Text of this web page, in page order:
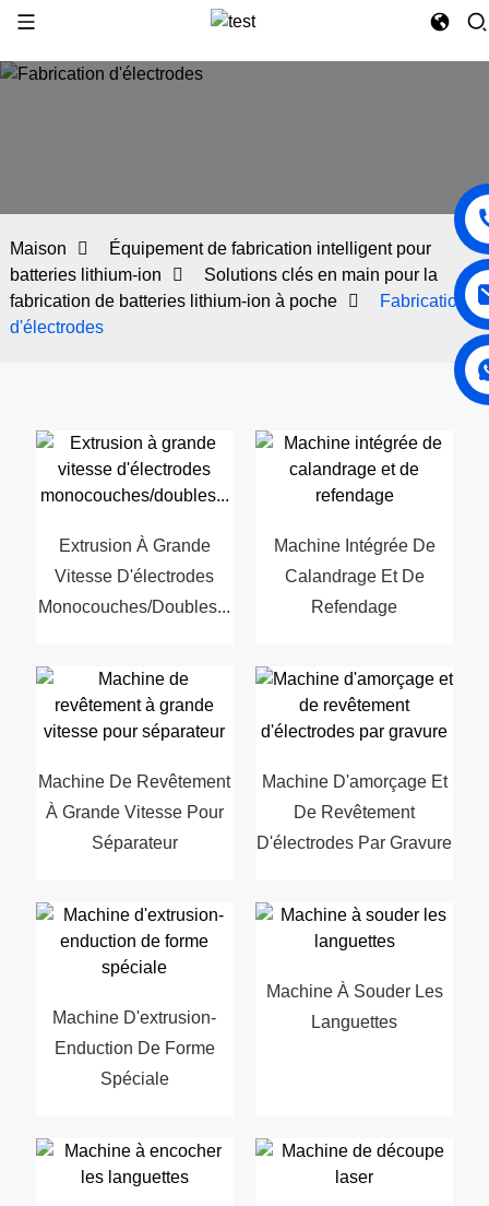
Maison
Équipement de fabrication intelligent pour
batteries lithium-ion
Solutions clés en main pour la
fabrication de batteries lithium-ion à poche
Fabrication
d'électrodes
Extrusion À Grande
Vitesse D'électrodes
Monocouches/doubles...
Machine Intégrée De
Calandrage Et De
Refendage
Machine De Revêtement
À Grande Vitesse Pour
Séparateur
Machine D'amorçage Et
De Revêtement
D'électrodes Par Gravure
Machine D'extrusion-
Enduction De Forme
Spéciale
Machine À Souder Les
Languettes